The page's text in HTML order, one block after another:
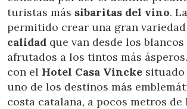
turistas más sibaritas del vino.
permitido crear una gran variedad
calidad que van desde los blancos
afrutados a los tintos más
con el Hotel Casa Vincke situado
uno de los destinos más
costa catalana, a pocos metros de